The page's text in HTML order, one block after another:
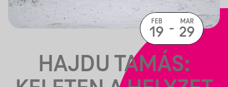
HAJDU TAMÁS:
FEB
19 - MAR
29